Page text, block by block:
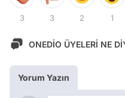
3 3 2 1
ONEDİO ÜYELERİ NE
Yorum Yazın